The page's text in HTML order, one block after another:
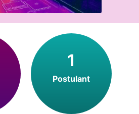
1
Postulant